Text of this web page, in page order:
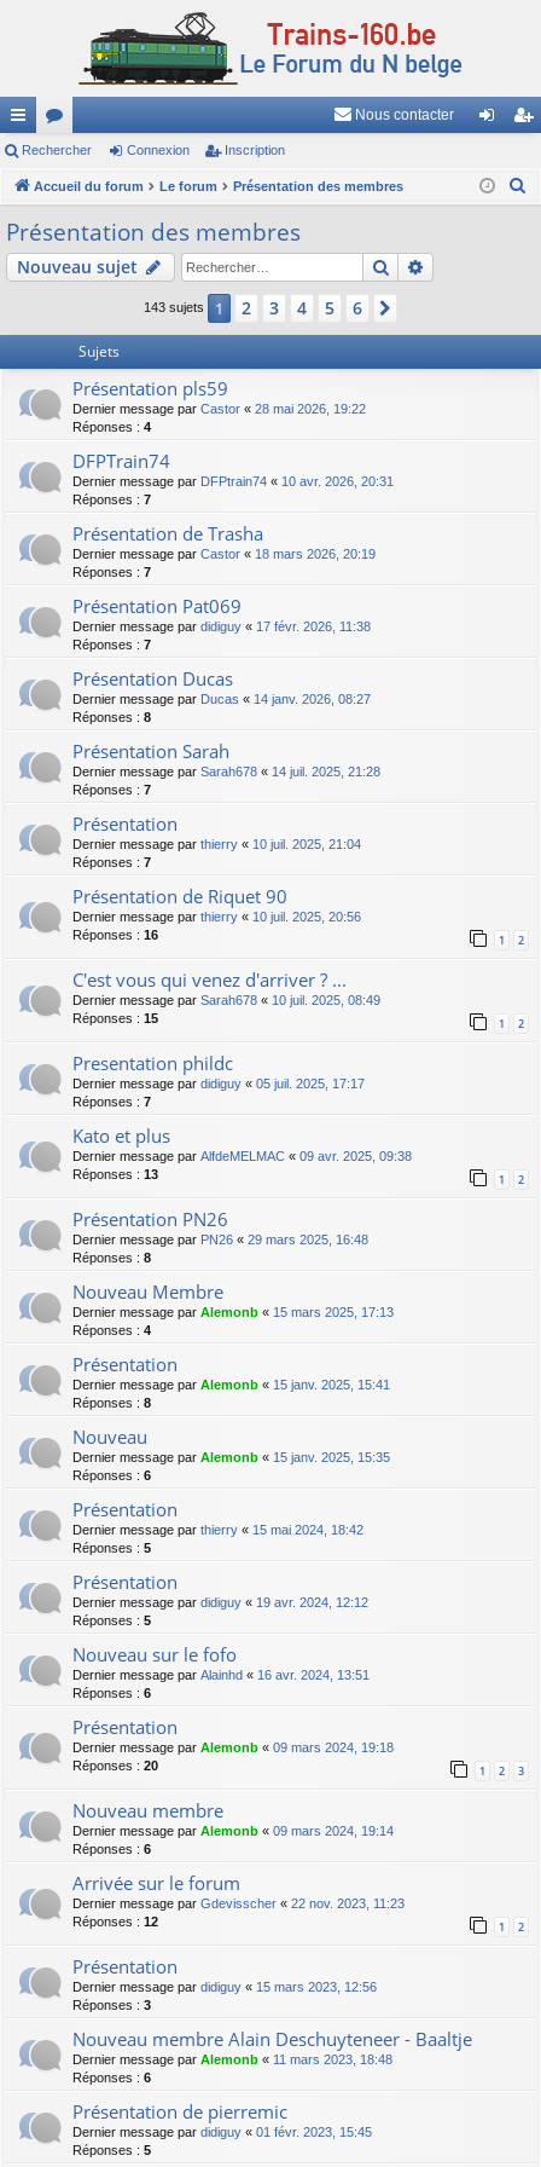
ac
co
ur
ci
or
u
s
Nous contacter
ne cri
Rechercher Connexion Inscription
Accueil du forum Le forum Présentation des membres
h
Présentation des membres
Nouveau sujet Rechercher
143 sujets 1 2 3 4 5 6
Sujets
Présentation pls59
Dernier message par Castor « 28 mai 2026, 19:22
Réponses : 4
DFPTrain74
Dernier message par DFPtrain74 « 10 avr. 2026, 20:31
Réponses : 7
Présentation de Trasha
Dernier message par Castor « 18 mars 2026, 20:19
Réponses : 7
Présentation Pat069
Dernier message par didiguy « 17 févr. 2026, 11:38
Réponses : 7
Présentation Ducas
Dernier message par Ducas « 14 janv. 2026, 08:27
Réponses : 8
Présentation Sarah
Dernier message par Sarah678 « 14 juil. 2025, 21:28
Réponses : 7
Présentation
Dernier message par thierry « 10 juil. 2025, 21:04
Réponses : 7
Présentation de Riquet 90
Dernier message par thierry « 10 juil. 2025, 20:56
Réponses : 16 1 2
C'est vous qui venez d'arriver ? ...
Dernier message par Sarah678 « 10 juil. 2025, 08:49
Réponses : 15 1 2
Presentation phildc
Dernier message par didiguy « 05 juil. 2025, 17:17
Réponses : 7
Kato et plus
Dernier message par AlfdeMELMAC « 09 avr. 2025, 09:38
Réponses : 13 1 2
Présentation PN26
Dernier message par PN26 « 29 mars 2025, 16:48
Réponses : 8
Nouveau Membre
Dernier message par Alemonb « 15 mars 2025, 17:13
Réponses : 4
Présentation
Dernier message par Alemonb « 15 janv. 2025, 15:41
Réponses : 8
Nouveau
Dernier message par Alemonb « 15 janv. 2025, 15:35
Réponses : 6
Présentation
Dernier message par thierry « 15 mai 2024, 18:42
Réponses : 5
Présentation
Dernier message par didiguy « 19 avr. 2024, 12:12
Réponses : 5
Nouveau sur le fofo
Dernier message par Alainhd « 16 avr. 2024, 13:51
Réponses : 6
Présentation
Dernier message par Alemonb « 09 mars 2024, 19:18
Réponses : 20 1 2 3
Nouveau membre
Dernier message par Alemonb « 09 mars 2024, 19:14
Réponses : 6
Arrivée sur le forum
Dernier message par Gdevisscher « 22 nov. 2023, 11:23
Réponses : 12 1 2
Présentation
Dernier message par didiguy « 15 mars 2023, 12:56
Réponses : 3
Nouveau membre Alain Deschuyteneer - Baaltje
Dernier message par Alemonb « 11 mars 2023, 18:48
Réponses : 6
Présentation de pierremic
Dernier message par didiguy « 01 févr. 2023, 15:45
Réponses : 5